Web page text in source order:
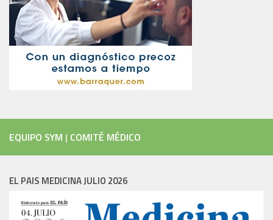
EQUIPO SYM | COMITÉ MÉDICO
EL PAIS MEDICINA JULIO 2026